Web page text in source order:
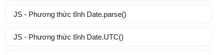
JS - Phương thức tĩnh Date.parse()
JS - Phương thức tĩnh Date.UTC()